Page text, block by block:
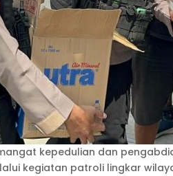
kepedulian dan
kegiatan patroli lingkar